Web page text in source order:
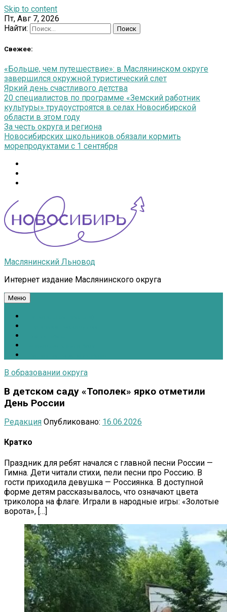
Skip to content
Пт, Авг 7, 2026
Найти:
Свежее:
«Больше, чем путешествие»: в Маслянинском округе
завершился окружной туристический слет
Яркий день счастливого детства
20 специалистов по программе «Земский работник
культуры» трудоустроятся в селах Новосибирской
области в этом году
За честь округа и региона
Новосибирских школьников обязали кормить
морепродуктами с 1 сентября
Маслянинский Льновод
Интернет издание Маслянинского округа
Меню
В образовании округа
В детском саду «Тополек» ярко отметили
День России
Редакция Опубликовано: 16.06.2026
Кратко
Праздник для ребят начался с главной песни России —
Гимна. Дети читали стихи, пели песни про Россию. В
гости приходила девушка — Россиянка. В доступной
форме детям рассказывалось, что означают цвета
триколора на флаге. Играли в народные игры: «Золотые
ворота», […]